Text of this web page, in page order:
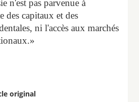
n'est pas parvenue à
des capitaux et des
ni l'accès aux marchés
original